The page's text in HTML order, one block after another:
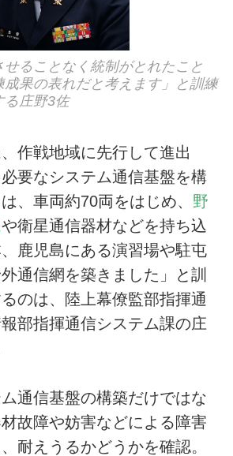
せることなく統制がとれたこと
成果の表れだと考えます」と訓練
る庄野3佐
、作戦地域に先行して進出
要なシステム通信基盤を構
、車両約70両をはじめ、 野
や衛星通信器材などを持ち込
鹿児島にある演習場や駐屯
通信網を築きました」と訓
のは、陸上幕僚監部指揮通
部指揮通信システム課の庄
ム通信基盤の構築だけではな
故障や妨害などによる障害
耐えうるかどうかを確認。